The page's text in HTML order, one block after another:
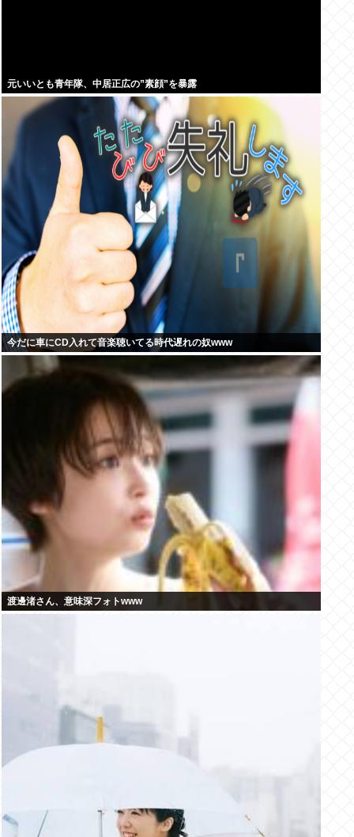
元いいとも青年隊、中居正広の”素顔”を暴露
今だに車にCD入れて音楽聴いてる時代遅れの奴www
渡邊渚さん、意味深フォトwww